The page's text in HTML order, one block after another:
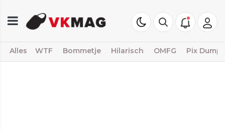
Alles WTF Bommetje Hilarisch OMFG Pix Dump